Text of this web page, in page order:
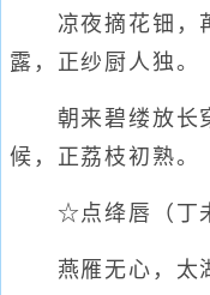
凉夜摘花钿，苒
露，正纱厨人独。
朝来碧缕放长穿
候，正荔枝初熟。
☆点绛唇（丁未
燕雁无心，太湖